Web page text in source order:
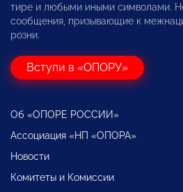
тире и любыми иными символами.
сообщения, призывающие к
розни.
Вступи в «ОПОРУ»
Об «ОПОРЕ РОССИИ»
Ассоциация «НП «ОПОРА»
Новости
Комитеты и Комиссии